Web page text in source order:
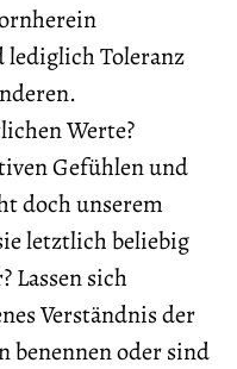
lediglich Toleranz
Werte?
Gefühlen und
doch unserem
letztlich beliebig
Lassen sich
Verständnis der
benennen oder sind